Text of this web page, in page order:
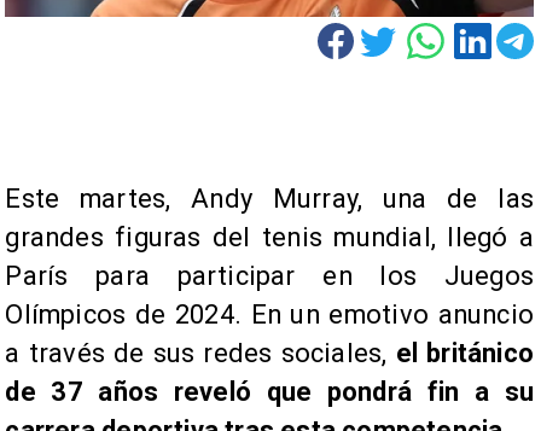
Este martes, Andy Murray, una de las
grandes figuras del tenis mundial, llegó a
París para participar en los Juegos
Olímpicos de 2024. En un emotivo anuncio
a través de sus redes sociales, el británico
de 37 años reveló que pondrá fin a su